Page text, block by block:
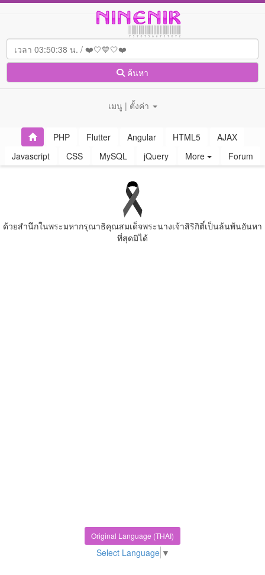
ค้นหา
เมนู | ตั้งค่า
PHP Flutter Angular HTML5
AJAX
Javascript
CSS MySQL jQuery More Forum
ด้วยสํานึกในพระมหากรุณาธิคุณสมเด็จพระนางเจ้าสิริกิติ์เป็นล้นพ้นอันหา
ที่สุดมิได้
Original Language (THAI)
Select Language ▼